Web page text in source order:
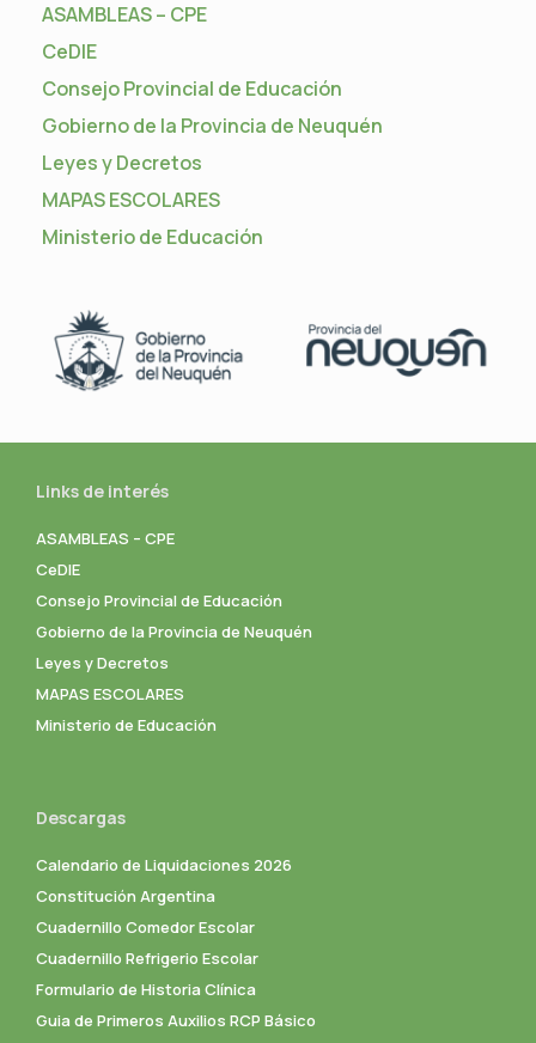
ASAMBLEAS – CPE
CeDIE
Consejo Provincial de Educación
Gobierno de la Provincia de Neuquén
Leyes y Decretos
MAPAS ESCOLARES
Ministerio de Educación
Links de interés
ASAMBLEAS – CPE
CeDIE
Consejo Provincial de Educación
Gobierno de la Provincia de Neuquén
Leyes y Decretos
MAPAS ESCOLARES
Ministerio de Educación
Descargas
Calendario de Liquidaciones 2026
Constitución Argentina
Cuadernillo Comedor Escolar
Cuadernillo Refrigerio Escolar
Formulario de Historia Clínica
Guia de Primeros Auxilios RCP Básico